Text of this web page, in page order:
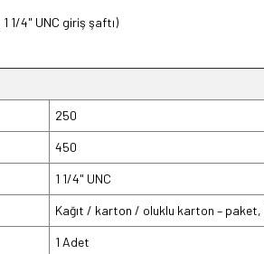
1/4" UNC giriş şaftı)
250
450
1 1/4" UNC
Kağıt / karton / oluklu karton – paket,
1 Adet